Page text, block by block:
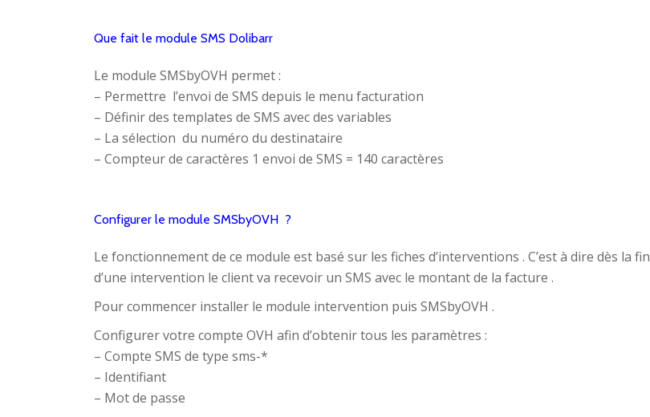
Que fait le module SMS Dolibarr
Le module SMSbyOVH permet :
– Permettre l’envoi de SMS depuis le menu facturation
– Définir des templates de SMS avec des variables
– La sélection du numéro du destinataire
– Compteur de caractères 1 envoi de SMS = 140 caractères
Configurer le module SMSbyOVH ?
Le fonctionnement de ce module est basé sur les fiches d’interventions . C’est à dire dès la fin
d’une intervention le client va recevoir un SMS avec le montant de la facture .
Pour commencer installer le module intervention puis SMSbyOVH .
Configurer votre compte OVH afin d’obtenir tous les paramètres :
– Compte SMS de type sms-*
– Identifiant
– Mot de passe